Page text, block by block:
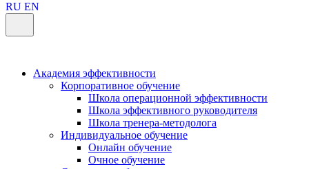
RU EN
Академия эффективности
Корпоративное обучение
Школа операционной эффективности
Школа эффективного руководителя
Школа тренера-методолога
Индивидуальное обучение
Онлайн обучение
Очное обучение